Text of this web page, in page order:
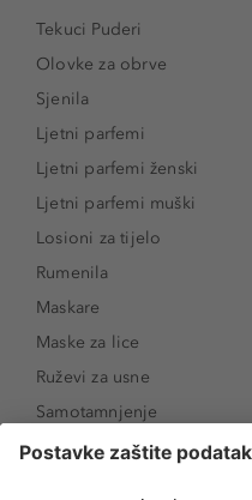
Tekuci Puderi
Olovke za obrve
Sjenila
Ljetni parfemi
Ljetni parfemi ženski
Ljetni parfemi muški
Losioni za tijelo
Rumenila
Maskare
Maske za lice
Ruževi za usne
Samotamnjenje
Puderi